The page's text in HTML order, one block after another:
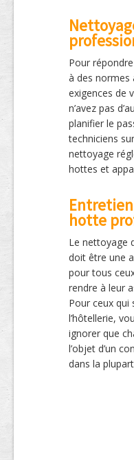
Pour
à des normes
exigences de
n’avez pas
planifier le
techniciens
nettoyage
hottes et
hotte
Le nettoyage
doit être une
pour tous
rendre à leur
Pour ceux qui
l’hôtellerie,
ignorer que
l’objet d’un
dans la